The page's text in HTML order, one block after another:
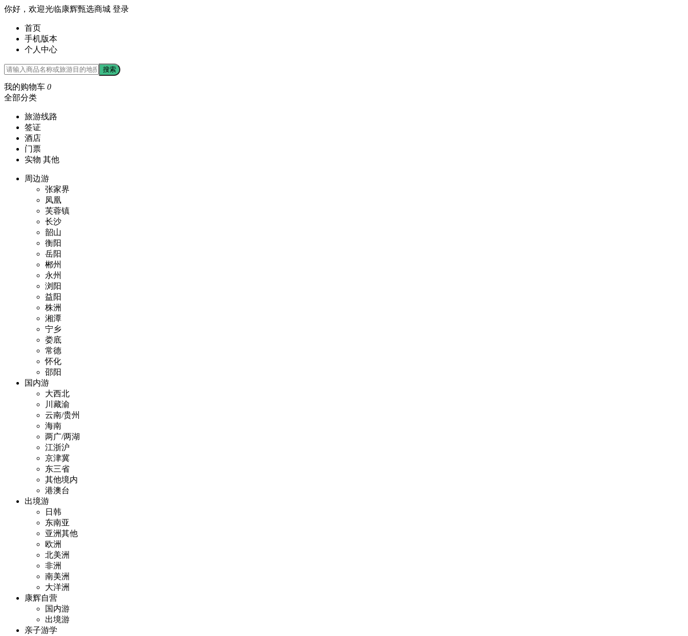
你好，欢迎光临康辉甄选商城 登录
首页
手机版本
个人中心
搜索
我的购物车 0
全部分类
旅游线路
签证
酒店
门票
实物 其他
周边游
张家界
凤凰
芙蓉镇
长沙
韶山
衡阳
岳阳
郴州
永州
浏阳
益阳
株洲
湘潭
宁乡
娄底
常德
怀化
邵阳
国内游
大西北
川藏渝
云南/贵州
海南
两广/两湖
江浙沪
京津冀
东三省
其他境内
港澳台
出境游
日韩
东南亚
亚洲其他
欧洲
北美洲
非洲
南美洲
大洋洲
康辉自营
国内游
出境游
亲子游学